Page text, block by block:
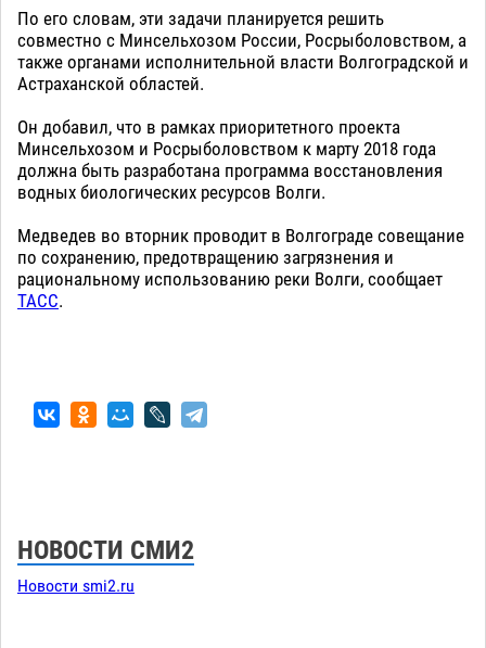
По его словам, эти задачи планируется решить
совместно с Минсельхозом России, Росрыболовством, а
также органами исполнительной власти Волгоградской и
Астраханской областей.
Он добавил, что в рамках приоритетного проекта
Минсельхозом и Росрыболовством к марту 2018 года
должна быть разработана программа восстановления
водных биологических ресурсов Волги.
Медведев во вторник проводит в Волгограде совещание
по сохранению, предотвращению загрязнения и
рациональному использованию реки Волги, сообщает
ТАСС.
НОВОСТИ СМИ2
Новости smi2.ru